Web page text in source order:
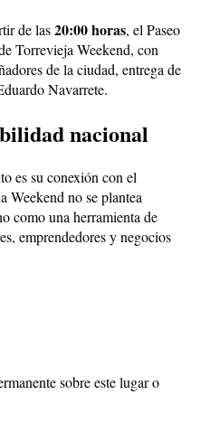
de las20:00 horas, el Paseo
Torrevieja Weekend, con
de la ciudad, entrega de
Navarrete.
nacional
es su conexión con el
Weekend no se plantea
como una herramienta de
emprendedores y negocios
sobre este lugar o